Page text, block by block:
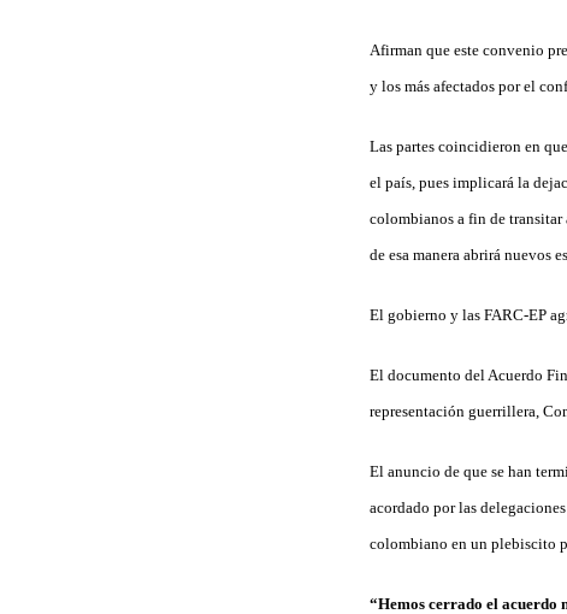
Afirman que este convenio
y los más afectados por el
Las partes coincidieron en
el país, pues implicará la
colombianos a fin de transitar
de esa manera abrirá nuevos
El gobierno y las FARC-EP
El documento del Acuerdo
representación guerrillera,
El anuncio de que se han
acordado por las
colombiano en un plebiscito
“Hemos cerrado el acuerdo